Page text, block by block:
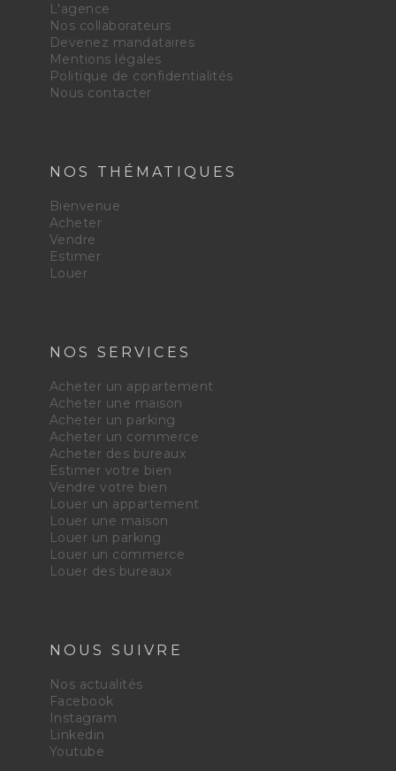
L'agence
Nos collaborateurs
Devenez mandataires
Mentions légales
Politique de confidentialités
Nous contacter
NOS THÉMATIQUES
Bienvenue
Acheter
Vendre
Estimer
Louer
NOS SERVICES
Acheter un appartement
Acheter une maison
Acheter un parking
Acheter un commerce
Acheter des bureaux
Estimer votre bien
Vendre votre bien
Louer un appartement
Louer une maison
Louer un parking
Louer un commerce
Louer des bureaux
NOUS SUIVRE
Nos actualités
Facebook
Instagram
Linkedin
Youtube